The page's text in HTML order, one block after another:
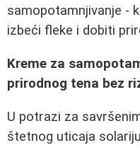
samopotamnjivanje -
izbeći fleke i dobiti
Kreme za
prirodnog tena bez
U potrazi za
štetnog uticaja